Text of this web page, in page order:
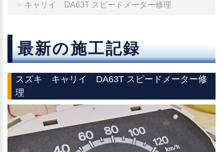
キャリイ DA63T スピードメーター修理
最新の施工記録
スズキ キャリイ DA63T スピードメーター修
理